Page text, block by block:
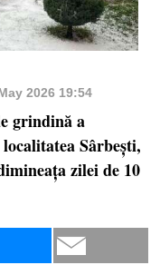
2026 19:54
grindină a
Sârbești,
zilei de 10